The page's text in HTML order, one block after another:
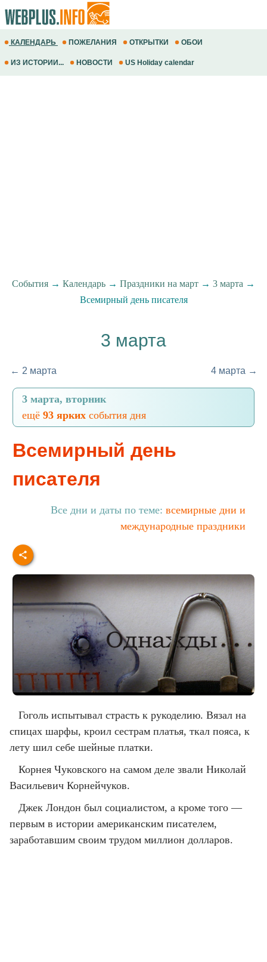
КАЛЕНДАРЬ ПОЖЕЛАНИЯ ОТКРЫТКИ ОБОИ
ИЗ ИСТОРИИ... НОВОСТИ US Holiday calendar
События → Календарь → Праздники на март → 3 марта →
Всемирный день писателя
3 марта
← 2 марта 4 марта →
3 марта, вторник
ещё 93 ярких события дня
Всемирный день
писателя
Все дни и даты по теме: всемирные дни и
международные праздники
Гоголь испытывал страсть к рукоделию. Вязал на
спицах шарфы, кроил сестрам платья, ткал пояса, к
лету шил себе шейные платки.
Корнея Чуковского на самом деле звали Николай
Васильевич Корнейчуков.
Джек Лондон был социалистом, а кроме того —
первым в истории американским писателем,
заработавшим своим трудом миллион долларов.